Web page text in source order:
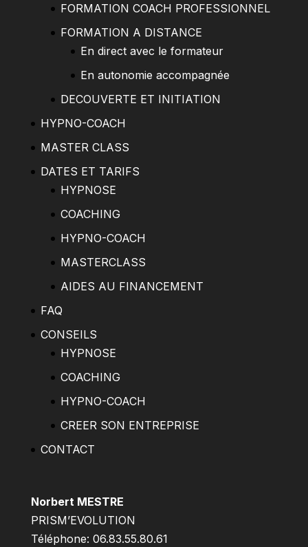
FORMATION COACH PROFESSIONNEL
FORMATION A DISTANCE
En direct avec le formateur
En autonomie accompagnée
DECOUVERTE ET INITIATION
HYPNO-COACH
MASTER CLASS
DATES ET TARIFS
HYPNOSE
COACHING
HYPNO-COACH
MASTERCLASS
AIDES AU FINANCEMENT
FAQ
CONSEILS
HYPNOSE
COACHING
HYPNO-COACH
CREER SON ENTREPRISE
CONTACT
Norbert MESTRE
PRISM’EVOLUTION
Téléphone: 06.83.55.80.61